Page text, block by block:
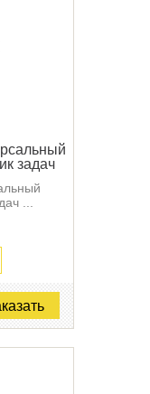
задач
...